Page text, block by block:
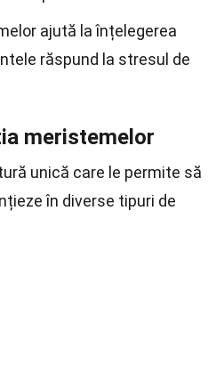
ajută la înțelegerea
răspund la stresul de
meristemelor
unică care le permite să
în diverse tipuri de